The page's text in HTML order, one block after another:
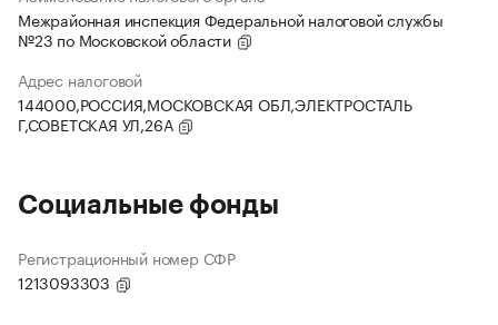
Межрайонная инспекция Федеральной налоговой службы
№23 по Московской области
Адрес налоговой
144000,РОССИЯ,МОСКОВСКАЯ ОБЛ,ЭЛЕКТРОСТАЛЬ
Г,СОВЕТСКАЯ УЛ,26А
Социальные фонды
Регистрационный номер СФР
1213093303